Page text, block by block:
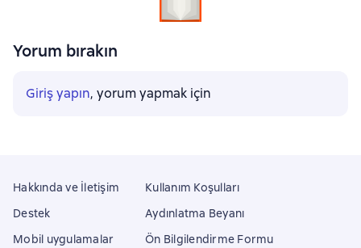
Yorum bırakın
Giriş yapın, yorum yapmak için
Hakkında ve İletişim
Destek
Mobil uygulamalar
Kullanım Koşulları
Aydınlatma Beyanı
Ön Bilgilendirme Formu